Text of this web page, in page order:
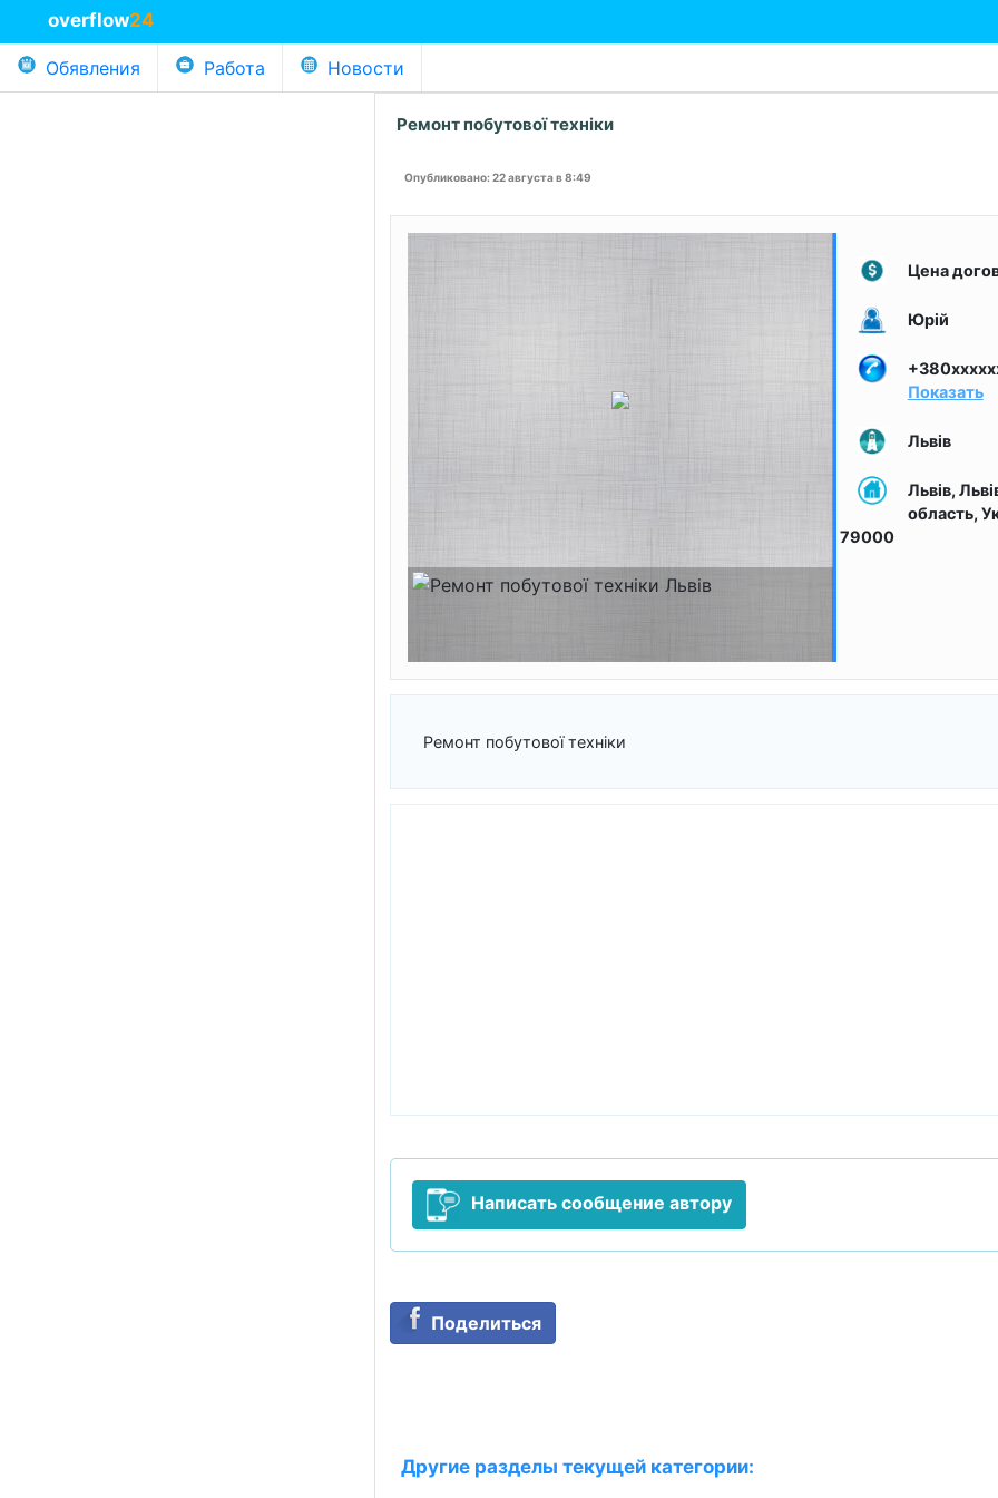
overflow24
Обявления Работа Новости
Ремонт побутової техніки
Опубликовано: 22 августа в 8:49
Цена
Юрій
Показать
Львів
Львів,
область,
79000
Ремонт побутової техніки
Написать сообщение автору
Поделиться
Другие разделы текущей категории: